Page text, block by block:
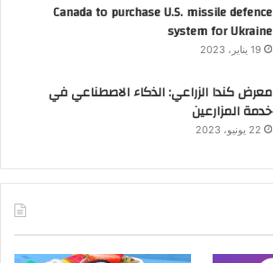
Canada to purchase U.S. missile defence
system for Ukraine
19 يناير، 2023
معرض كندا الزراعي: الذكاء الاصطناعي في
خدمة المزارعين
22 يونيو، 2023